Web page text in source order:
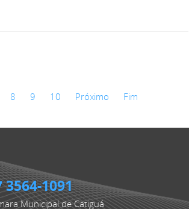
8 9 10 Próximo Fim
3564-1091
Municipal de Catiguá